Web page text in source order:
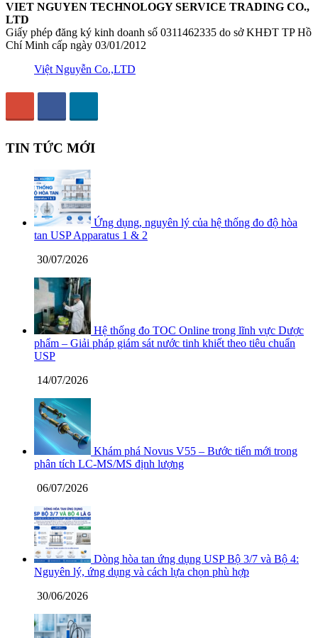
VIET NGUYEN TECHNOLOGY SERVICE TRADING CO.,
LTD
Giấy phép đăng ký kinh doanh số 0311462335 do sở KHĐT TP Hồ
Chí Minh cấp ngày 03/01/2012
Việt Nguyễn Co.,LTD
TIN TỨC MỚI
Ứng dụng, nguyên lý của hệ thống đo độ hòa
tan USP Apparatus 1 & 2
30/07/2026
Hệ thống đo TOC Online trong lĩnh vực Dược
phẩm – Giải pháp giám sát nước tinh khiết theo tiêu chuẩn
USP
14/07/2026
Khám phá Novus V55 – Bước tiến mới trong
phân tích LC-MS/MS định lượng
06/07/2026
Dòng hòa tan ứng dụng USP Bộ 3/7 và Bộ 4:
Nguyên lý, ứng dụng và cách lựa chọn phù hợp
30/06/2026